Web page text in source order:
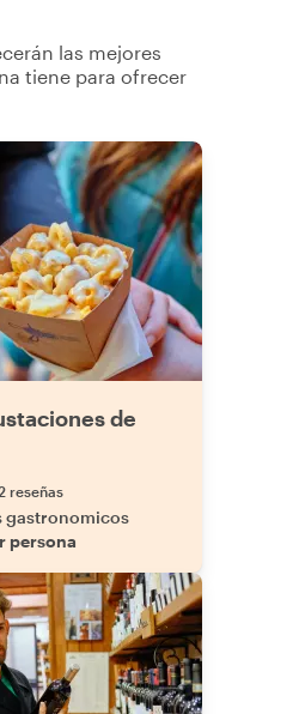
las mejores
tiene para ofrecer
de
reseñas
gastronomicos
persona